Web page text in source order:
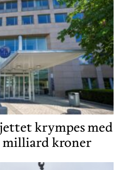
krympes med
milliard kroner